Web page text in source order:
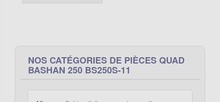
NOS CATÉGORIES DE PIÈCES QUAD
BASHAN 250 BS250S-11